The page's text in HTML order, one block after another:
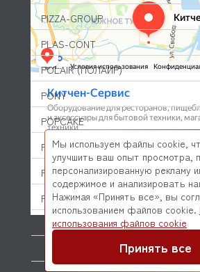
PIZZA-GROUP
PLAS-CONT
POLAIR (ПОЛАИР)
PONY
POPCAKE
PRATICA
PRIMAX
PRIMUS
PRISMAFOOD
© 2026 Kitchen-Service.com Интернет-
и оборудования профессиональной
Мы используем файлы cookie,
улучшить ваш опыт просмотра,
персонализированную рекламу
содержимое и анализировать
Нажимая «Принять все», вы
использованием файлов cookie.
использования файлов cookie
Принять все